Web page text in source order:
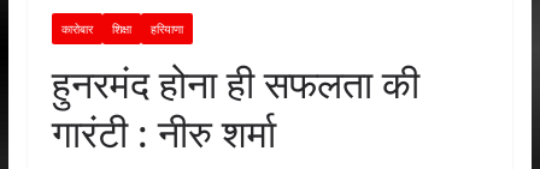
कारोबार शिक्षा हरियाणा
हुनरमंद होना ही सफलता की
गारंटी : नीरु शर्मा